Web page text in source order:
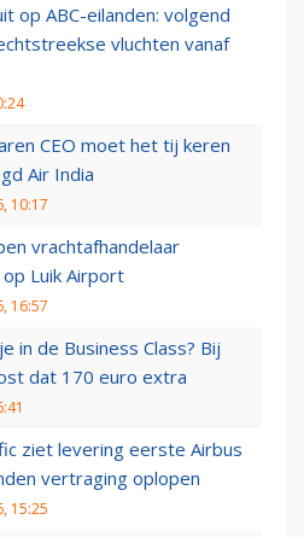
op ABC-eilanden: volgend
vluchten vanaf
CEO moet het tij keren
Air India
10:17
vrachtafhandelaar
Luik Airport
16:57
in de Business Class? Bij
dat 170 euro extra
ziet levering eerste Airbus
vertraging oplopen
15:25